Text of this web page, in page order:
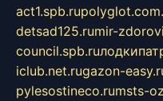
act1.spb.ru
detsad125.rumir-
council.spb.ru
iclub.net.rugazon-
pylesostineco.rumsts-